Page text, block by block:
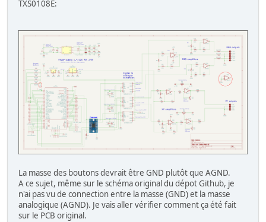
TXS0108E:
La masse des boutons devrait être GND plutôt que AGND.
A ce sujet, même sur le schéma original du dépot Github, je
n'ai pas vu de connection entre la masse (GND) et la masse
analogique (AGND). Je vais aller vérifier comment ça été fait
sur le PCB original.